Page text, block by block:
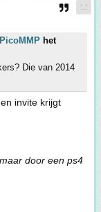
PicoMMP het
Die van 2014
invite krijgt
door een ps4